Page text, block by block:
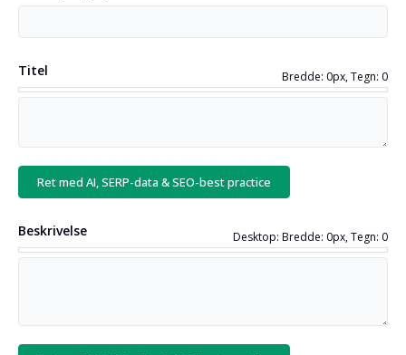
Sideindhold eller kildekode(valgfri)
Titel Bredde: 0px, Tegn: 0
Ret med AI, SERP-data & SEO-best practice
Beskrivelse Desktop: Bredde: 0px, Tegn: 0